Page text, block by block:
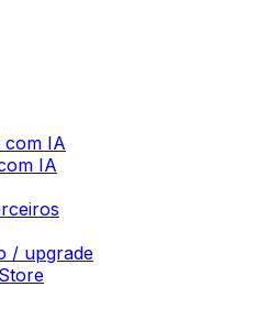
com IA
IA
/ upgrade